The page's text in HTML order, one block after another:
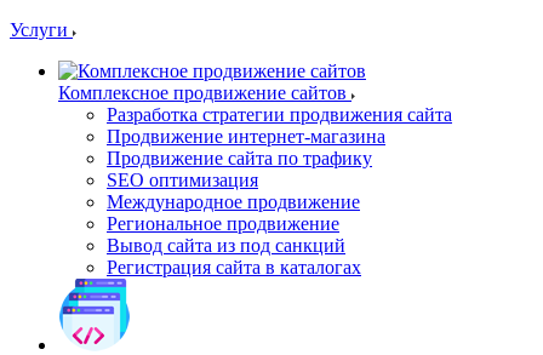
Услуги
Комплексное продвижение сайтов
Разработка стратегии продвижения сайта
Продвижение интернет-магазина
Продвижение сайта по трафику
SEO оптимизация
Международное продвижение
Региональное продвижение
Вывод сайта из под санкций
Регистрация сайта в каталогах